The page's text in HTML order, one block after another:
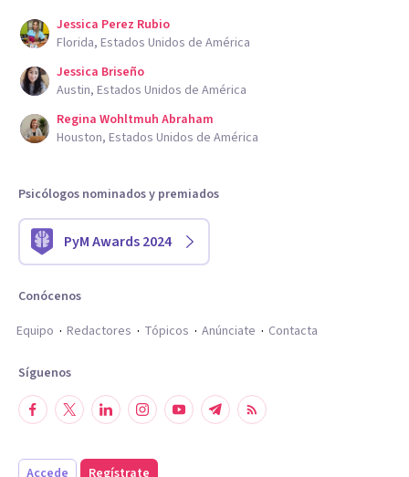
Jessica Perez Rubio
Florida, Estados Unidos de América
Jessica Briseño
Austin, Estados Unidos de América
Regina Wohltmuh Abraham
Houston, Estados Unidos de América
Psicólogos nominados y premiados
PyM Awards 2024
Conócenos
Equipo
Redactores Tópicos Anúnciate Contacta
Síguenos
Accede Regístrate